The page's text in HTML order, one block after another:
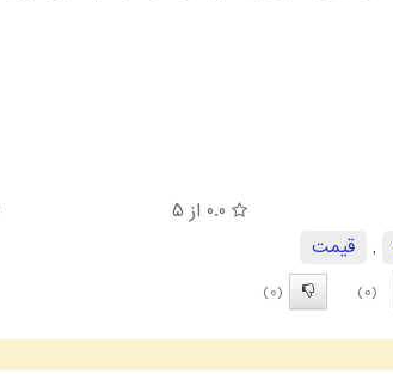
0.0 از 5
,
قیمت
(0)
(0)